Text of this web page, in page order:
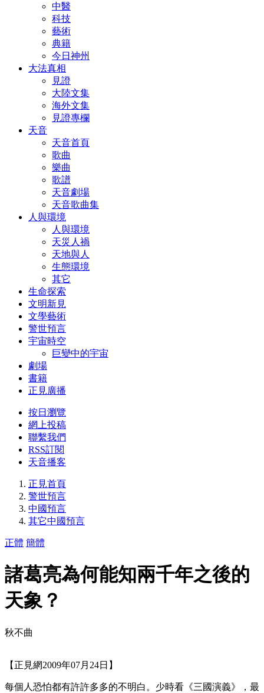
中醫
科技
藝術
典籍
今日神州
大法真相
見證
大陸文集
海外文集
見證專欄
天音
天音首頁
歌曲
樂曲
歌譜
天音劇場
天音歌曲集
人與環境
人與環境
天災人禍
天地與人
生態環境
其它
生命探索
文明新見
文學藝術
警世預言
宇宙時空
巨變中的宇宙
劇場
書籍
正見廣播
按日瀏覽
網上投稿
聯繫我們
RSS訂閱
天音播客
正見首頁
警世預言
中國預言
其它中國預言
正體 簡體
諸葛亮為何能知兩千年之後的
天象？
秋不曲
【正見網2009年07月24日】
每個人恐怕都有許許多多的不明白。少時看《三國演義》，最